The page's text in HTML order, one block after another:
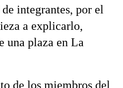
integrantes, por el
a explicarlo,
una plaza en La
de los miembros del